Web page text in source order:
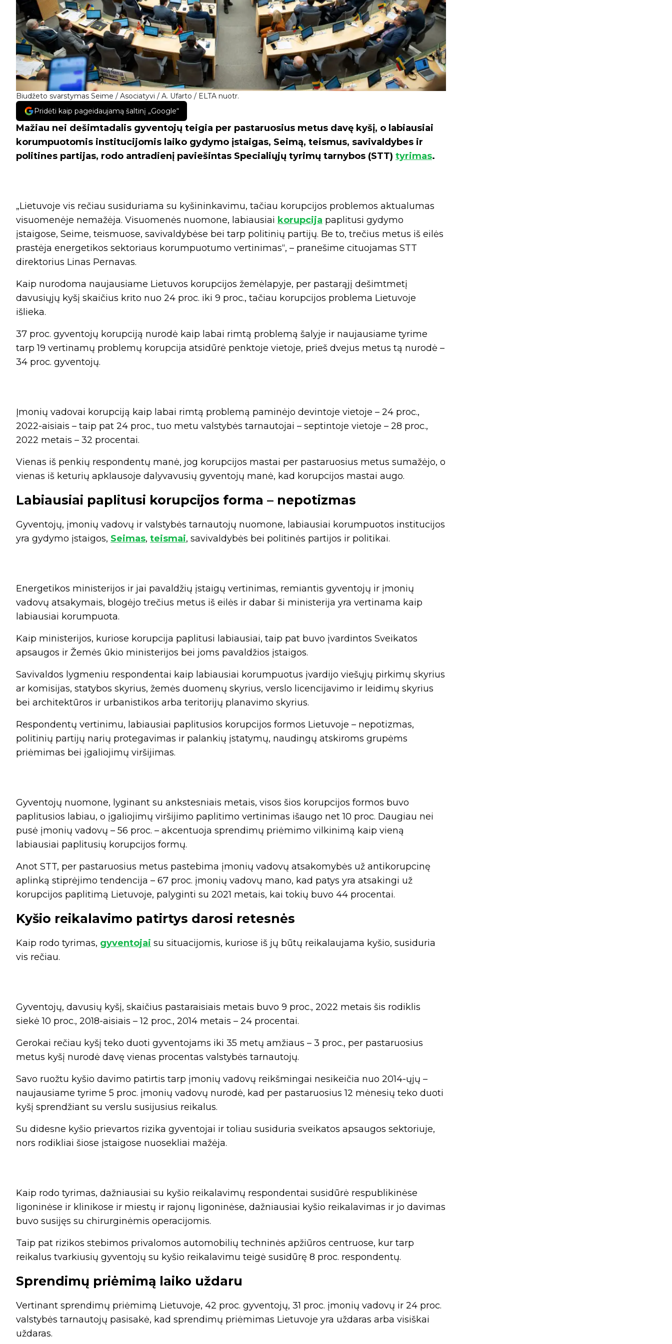
Biudžeto svarstymas Seime / Asociatyvi / A. Ufarto / ELTA nuotr.
Pridėti kaip pageidaujamą šaltinį „Google“
Mažiau nei dešimtadalis gyventojų teigia per pastaruosius metus davę kyšį, o labiausiai
korumpuotomis institucijomis laiko gydymo įstaigas, Seimą, teismus, savivaldybes ir
politines partijas, rodo antradienį paviešintas Specialiųjų tyrimų tarnybos (STT) tyrimas.
„Lietuvoje vis rečiau susiduriama su kyšininkavimu, tačiau korupcijos problemos aktualumas
visuomenėje nemažėja. Visuomenės nuomone, labiausiai korupcija paplitusi gydymo
įstaigose, Seime, teismuose, savivaldybėse bei tarp politinių partijų. Be to, trečius metus iš eilės
prastėja energetikos sektoriaus korumpuotumo vertinimas“, – pranešime cituojamas STT
direktorius Linas Pernavas.
Kaip nurodoma naujausiame Lietuvos korupcijos žemėlapyje, per pastarąjį dešimtmetį
davusiųjų kyšį skaičius krito nuo 24 proc. iki 9 proc., tačiau korupcijos problema Lietuvoje
išlieka.
37 proc. gyventojų korupciją nurodė kaip labai rimtą problemą šalyje ir naujausiame tyrime
tarp 19 vertinamų problemų korupcija atsidūrė penktoje vietoje, prieš dvejus metus tą nurodė –
34 proc. gyventojų.
Įmonių vadovai korupciją kaip labai rimtą problemą paminėjo devintoje vietoje – 24 proc.,
2022-aisiais – taip pat 24 proc., tuo metu valstybės tarnautojai – septintoje vietoje – 28 proc.,
2022 metais – 32 procentai.
Vienas iš penkių respondentų manė, jog korupcijos mastai per pastaruosius metus sumažėjo, o
vienas iš keturių apklausoje dalyvavusių gyventojų manė, kad korupcijos mastai augo.
Labiausiai paplitusi korupcijos forma – nepotizmas
Gyventojų, įmonių vadovų ir valstybės tarnautojų nuomone, labiausiai korumpuotos institucijos
yra gydymo įstaigos, Seimas, teismai, savivaldybės bei politinės partijos ir politikai.
Energetikos ministerijos ir jai pavaldžių įstaigų vertinimas, remiantis gyventojų ir įmonių
vadovų atsakymais, blogėjo trečius metus iš eilės ir dabar ši ministerija yra vertinama kaip
labiausiai korumpuota.
Kaip ministerijos, kuriose korupcija paplitusi labiausiai, taip pat buvo įvardintos Sveikatos
apsaugos ir Žemės ūkio ministerijos bei joms pavaldžios įstaigos.
Savivaldos lygmeniu respondentai kaip labiausiai korumpuotus įvardijo viešųjų pirkimų skyrius
ar komisijas, statybos skyrius, žemės duomenų skyrius, verslo licencijavimo ir leidimų skyrius
bei architektūros ir urbanistikos arba teritorijų planavimo skyrius.
Respondentų vertinimu, labiausiai paplitusios korupcijos formos Lietuvoje – nepotizmas,
politinių partijų narių protegavimas ir palankių įstatymų, naudingų atskiroms grupėms
priėmimas bei įgaliojimų viršijimas.
Gyventojų nuomone, lyginant su ankstesniais metais, visos šios korupcijos formos buvo
paplitusios labiau, o įgaliojimų viršijimo paplitimo vertinimas išaugo net 10 proc. Daugiau nei
pusė įmonių vadovų – 56 proc. – akcentuoja sprendimų priėmimo vilkinimą kaip vieną
labiausiai paplitusių korupcijos formų.
Anot STT, per pastaruosius metus pastebima įmonių vadovų atsakomybės už antikorupcinę
aplinką stiprėjimo tendencija – 67 proc. įmonių vadovų mano, kad patys yra atsakingi už
korupcijos paplitimą Lietuvoje, palyginti su 2021 metais, kai tokių buvo 44 procentai.
Kyšio reikalavimo patirtys darosi retesnės
Kaip rodo tyrimas, gyventojai su situacijomis, kuriose iš jų būtų reikalaujama kyšio, susiduria
vis rečiau.
Gyventojų, davusių kyšį, skaičius pastaraisiais metais buvo 9 proc., 2022 metais šis rodiklis
siekė 10 proc., 2018-aisiais – 12 proc., 2014 metais – 24 procentai.
Gerokai rečiau kyšį teko duoti gyventojams iki 35 metų amžiaus – 3 proc., per pastaruosius
metus kyšį nurodė davę vienas procentas valstybės tarnautojų.
Savo ruožtu kyšio davimo patirtis tarp įmonių vadovų reikšmingai nesikeičia nuo 2014-ųjų –
naujausiame tyrime 5 proc. įmonių vadovų nurodė, kad per pastaruosius 12 mėnesių teko duoti
kyšį sprendžiant su verslu susijusius reikalus.
Su didesne kyšio prievartos rizika gyventojai ir toliau susiduria sveikatos apsaugos sektoriuje,
nors rodikliai šiose įstaigose nuosekliai mažėja.
Kaip rodo tyrimas, dažniausiai su kyšio reikalavimų respondentai susidūrė respublikinėse
ligoninėse ir klinikose ir miestų ir rajonų ligoninėse, dažniausiai kyšio reikalavimas ir jo davimas
buvo susijęs su chirurginėmis operacijomis.
Taip pat rizikos stebimos privalomos automobilių techninės apžiūros centruose, kur tarp
reikalus tvarkiusių gyventojų su kyšio reikalavimu teigė susidūrę 8 proc. respondentų.
Sprendimų priėmimą laiko uždaru
Vertinant sprendimų priėmimą Lietuvoje, 42 proc. gyventojų, 31 proc. įmonių vadovų ir 24 proc.
valstybės tarnautojų pasisakė, kad sprendimų priėmimas Lietuvoje yra uždaras arba visiškai
uždaras.